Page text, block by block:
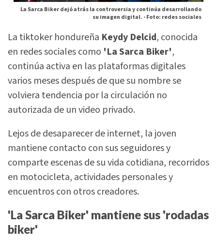
La Sarca Biker dejó atrás la controversia y continúa desarrollando
su imagen digital. -Foto: redes sociales
La tiktoker hondureña Keydy Delcid, conocida
en redes sociales como 'La Sarca Biker',
continúa activa en las plataformas digitales
varios meses después de que su nombre se
volviera tendencia por la circulación no
autorizada de un video privado.
Lejos de desaparecer de internet, la joven
mantiene contacto con sus seguidores y
comparte escenas de su vida cotidiana, recorridos
en motocicleta, actividades personales y
encuentros con otros creadores.
'La Sarca Biker' mantiene sus 'rodadas
biker'